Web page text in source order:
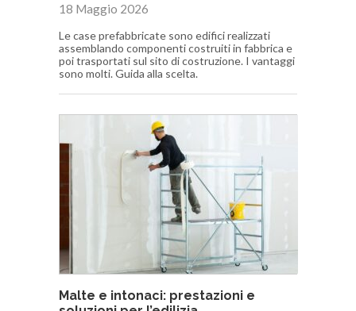
18 Maggio 2026
Le case prefabbricate sono edifici realizzati
assemblando componenti costruiti in fabbrica e
poi trasportati sul sito di costruzione. I vantaggi
sono molti. Guida alla scelta.
Malte e intonaci: prestazioni e